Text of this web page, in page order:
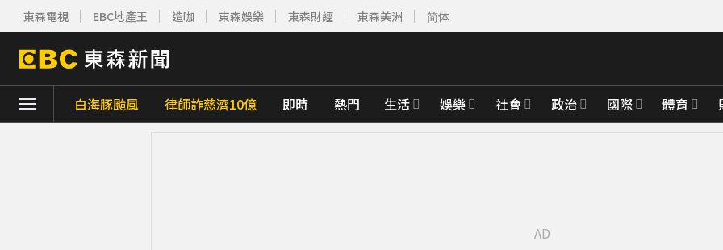
東森電視 EBC地產王 造咖 東森娛樂 東森財經 東森美洲 简体
白海豚颱風 律師詐慈濟10億 即時 熱門 生活 娛樂 社會 政治 國際 體育